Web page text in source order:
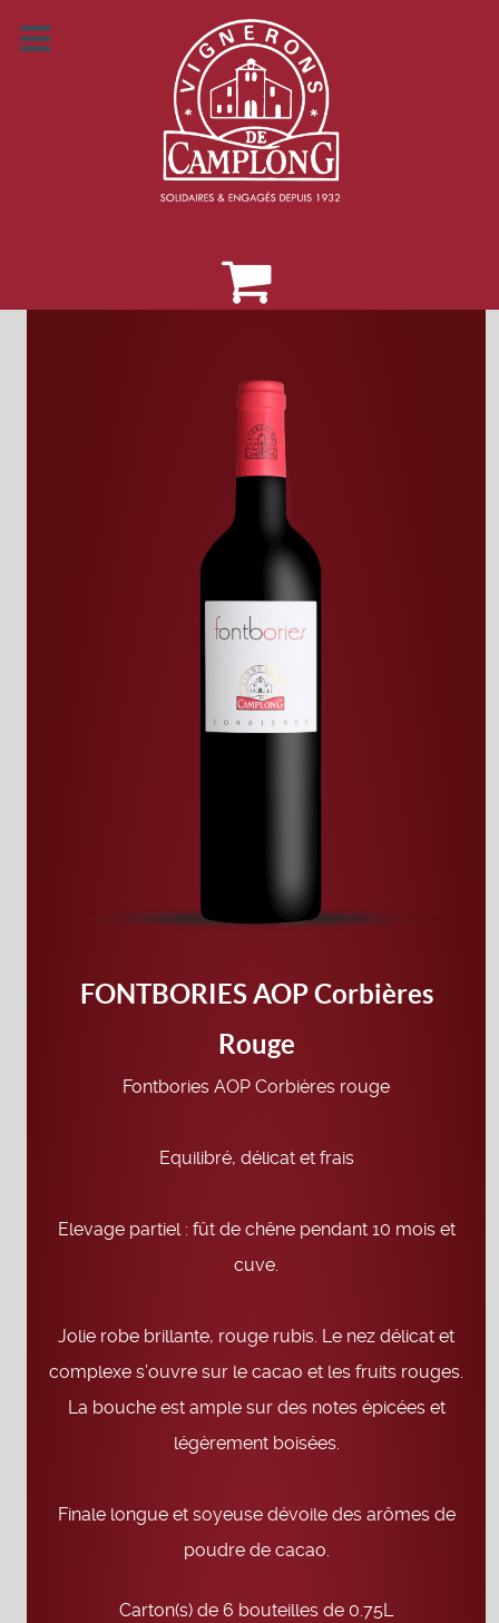
FONTBORIES AOP Corbières
Rouge
Fontbories AOP Corbières rouge
Equilibré, délicat et frais
Elevage partiel : fût de chêne pendant 10 mois et
cuve.
Jolie robe brillante, rouge rubis. Le nez délicat et
complexe s’ouvre sur le cacao et les fruits rouges.
La bouche est ample sur des notes épicées et
légèrement boisées.
Finale longue et soyeuse dévoile des arômes de
poudre de cacao.
Carton(s) de 6 bouteilles de 0.75L